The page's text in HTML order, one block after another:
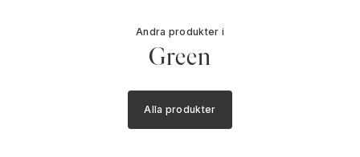
Andra produkter i
Green
Alla produkter